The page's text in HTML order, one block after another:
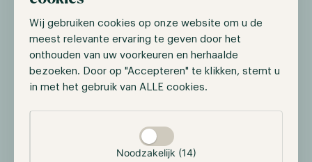
Wij gebruiken cookies op onze website om u de
meest relevante ervaring te geven door het
onthouden van uw voorkeuren en herhaalde
bezoeken. Door op "Accepteren" te klikken, stemt u
in met het gebruik van ALLE cookies.
Noodzakelijk (14)
Hodl Beleggersborrel
Ons kantoor opent zijn deuren voor beleggers
en iedereen die nieuwsgierig is naar de Hodl-